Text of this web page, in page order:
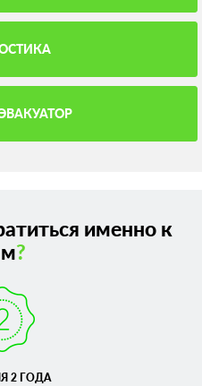
именно к
?
2 ГОДА